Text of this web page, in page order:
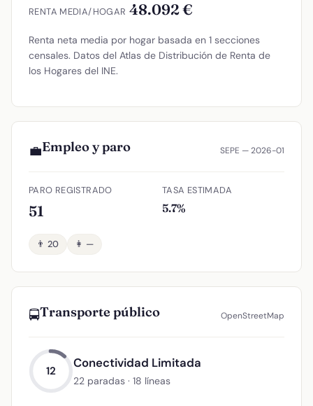
RENTA MEDIA/HOGAR 48.092 €
Renta neta media por hogar basada en 1 secciones
censales. Datos del Atlas de Distribución de Renta de
los Hogares del INE.
💼Empleo y paro SEPE — 2026-01
PARO REGISTRADO
51
TASA ESTIMADA
5.7%
👨 20 👩 —
🚍Transporte público OpenStreetMap
12
Conectividad Limitada
22 paradas · 18 líneas